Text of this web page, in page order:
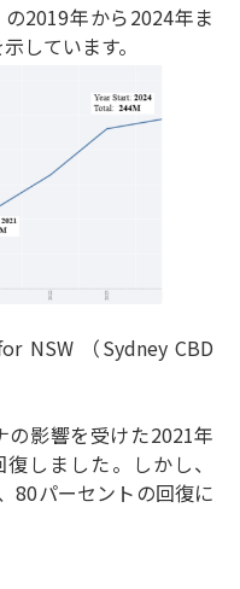
2019年から2024年ま
しています。
NSW （Sydney CBD
影響を受けた2021年
しました。しかし、
80パーセントの回復に